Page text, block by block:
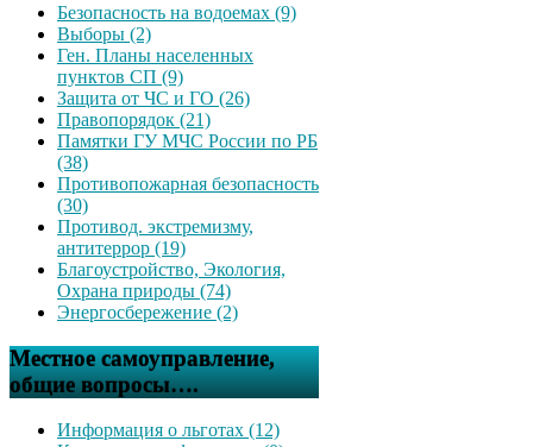
Безопасность на водоемах (9)
Выборы (2)
Ген. Планы населенных
пунктов СП (9)
Защита от ЧС и ГО (26)
Правопорядок (21)
Памятки ГУ МЧС России по РБ
(38)
Противопожарная безопасность
(30)
Противод. экстремизму,
антитеррор (19)
Благоустройство, Экология,
Охрана природы (74)
Энергосбережение (2)
Местное самоуправление,
общие вопросы….
Информация о льготах (12)